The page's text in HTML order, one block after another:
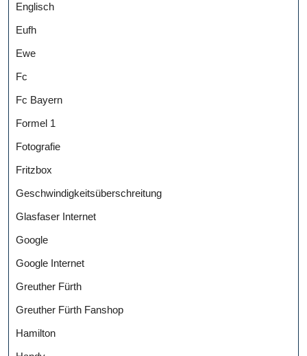
Englisch
Eufh
Ewe
Fc
Fc Bayern
Formel 1
Fotografie
Fritzbox
Geschwindigkeitsüberschreitung
Glasfaser Internet
Google
Google Internet
Greuther Fürth
Greuther Fürth Fanshop
Hamilton